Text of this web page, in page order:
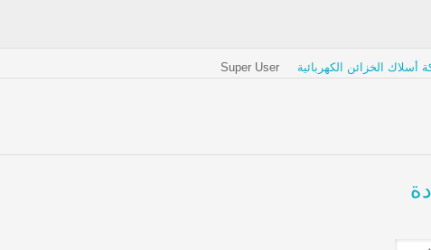
أسلاك الخزائن الكهربائية Super User